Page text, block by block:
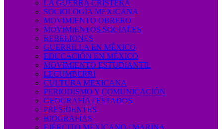
LA GUERRA CRISTERA
SOCIOLOGÍA MEXICANA
MOVIMIENTO OBRERO
MOVIMIENTOS SOCIALES
REBELIONES
GUERRILLA EN MÉXICO
EDUCACIÓN EN MÉXICO
MOVIMIENTO ESTUDIANTIL
LECUMBERRI
CULTURA MEXICANA
PERIODISMO Y COMUNICACIÓN
GEOGRAFÍA / ESTADOS
PRESIDENTES
BIOGRAFÍAS
EJÉRCITO MEXICANO / MARINA